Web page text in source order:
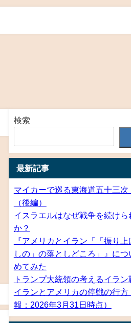
検索
最新記事
マイカーで巡る東海道五十三次
（後編）
イスラエルはなぜ戦争を続けら
か？
『アメリカとイラン「「振り上
しの」の落としどころ」』につ
めてみた
トランプ大統領の考えるイラン
イランとアメリカの停戦の行方
報：2026年3月31日時点）